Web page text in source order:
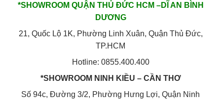
*SHOWROOM QUẬN THỦ ĐỨC HCM –DĨ AN BÌNH
DƯƠNG
21, Quốc Lộ 1K, Phường Linh Xuân, Quận Thủ Đức,
TP.HCM
Hotline: 0855.400.400
*SHOWROOM NINH KIỀU – CẦN THƠ
Số 94c, Đường 3/2, Phường Hưng Lợi, Quận Ninh